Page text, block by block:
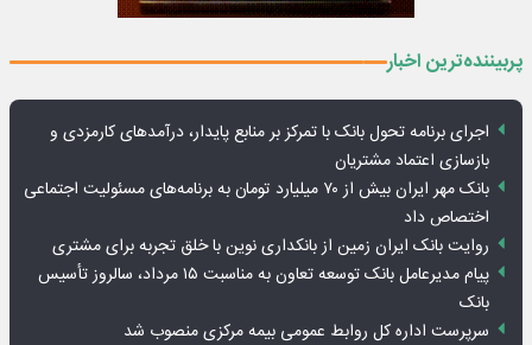
پربیننده‌ترین اخبار
اجرای برنامه تحول بانک با تمرکز بر منابع پایدار، درآمدهای کارمزدی و
بازسازی اعتماد مشتریان
بانک مهر ایران بیش از ۷۰ میلیارد تومان به برنامه‌های مسئولیت اجتماعی
اختصاص داد
روایت بانک ایران زمین از بانکداری نوین با خلق تجربه برای مشتری
پیام مدیرعامل بانک توسعه تعاون به مناسبت ۱۵ مرداد، سالروز تأسیس
بانک
سرپرست اداره کل روابط عمومی بیمه مرکزی منصوب شد